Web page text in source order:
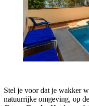
Stel je voor dat je wakker
natuurrijke omgeving, op